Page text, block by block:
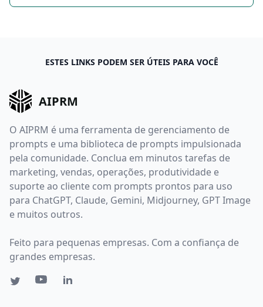
ESTES LINKS PODEM SER ÚTEIS PARA VOCÊ
AIPRM
O AIPRM é uma ferramenta de gerenciamento de
prompts e uma biblioteca de prompts impulsionada
pela comunidade. Conclua em minutos tarefas de
marketing, vendas, operações, produtividade e
suporte ao cliente com prompts prontos para uso
para ChatGPT, Claude, Gemini, Midjourney, GPT Image
e muitos outros.
Feito para pequenas empresas. Com a confiança de
grandes empresas.